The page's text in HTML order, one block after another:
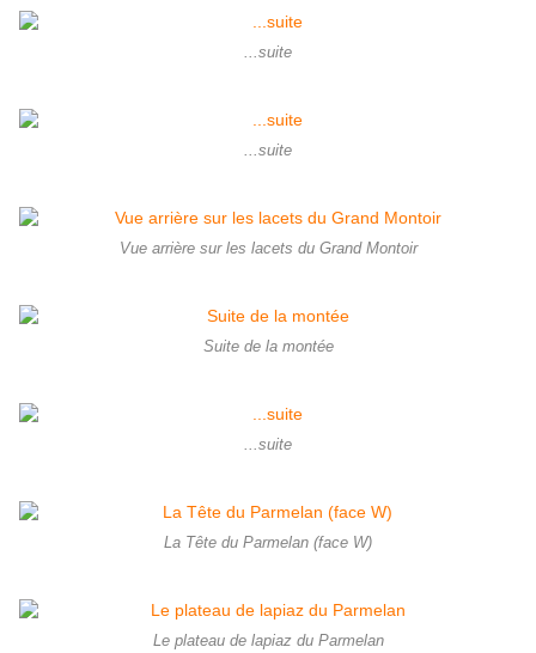
...suite
...suite
Vue arrière sur les lacets du Grand Montoir
Suite de la montée
...suite
La Tête du Parmelan (face W)
Le plateau de lapiaz du Parmelan